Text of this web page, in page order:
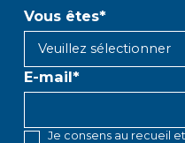
Vous êtes*
E-mail*
Je consens au recueil